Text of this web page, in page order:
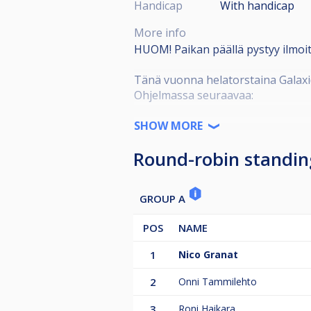
Handicap
With handicap
More info
HUOM! Paikan päällä pystyy
Tänä vuonna helatorstaina
Ohjelmassa seuraavaa:
Pääkisa 9-palloa round robin
Jäähdyttelykisa 10-palloa cupin
Shootout huutokaupalla
Tervetuloa viettämään hulvaton
SHOW MORE
Round-robin
GROUP A
POS NAME
1
Nico Granat
2 Onni Tammilehto
Roni Haikara